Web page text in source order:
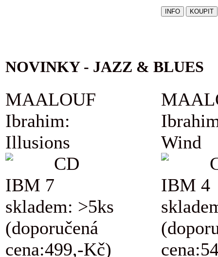
NOVINKY - JAZZ & BLUES
MAALOUF
Ibrahim:
Illusions
CD
IBM 7
skladem: >5ks
(doporučená
cena:499,-Kč)
Wind
IBM 4